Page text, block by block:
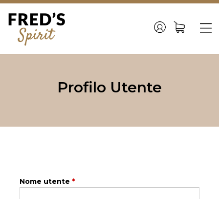
☰
Profilo Utente
Nome utente *